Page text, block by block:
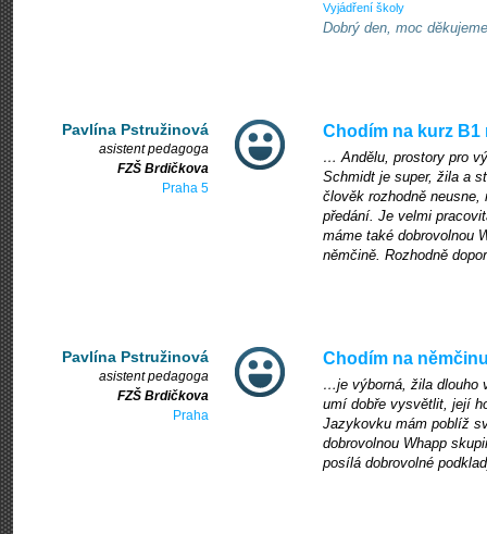
Vyjádření školy
Dobrý den, moc
Pavlína Pstružinová
asistent pedagoga
FZŠ Brdičkova
Praha 5
Chodím na kurz
… Andělu, prostory pro
Schmidt je super, žila a
člověk rozhodně
předání. Je velmi
máme také dobrovolnou
němčině. Rozhodně
Pavlína Pstružinová
asistent pedagoga
FZŠ Brdičkova
Praha
Chodím na
…je výborná, žila dlouho
umí dobře vysvětlit, její
Jazykovku mám poblíž
dobrovolnou Whapp
posílá dobrovolné